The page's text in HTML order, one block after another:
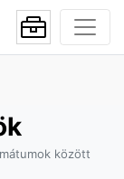
között